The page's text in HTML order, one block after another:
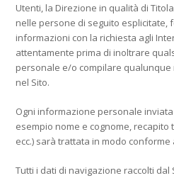
Utenti, la Direzione in qualità di
nelle persone di seguito esplicitate,
informazioni con la richiesta agli
attentamente prima di inoltrare
personale e/o compilare
nel Sito.
Ogni informazione personale
esempio nome e cognome,
ecc.) sarà trattata in modo conforme
Tutti i dati di navigazione raccolti